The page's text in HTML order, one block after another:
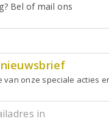
Bel of mail ons
van onze speciale acties